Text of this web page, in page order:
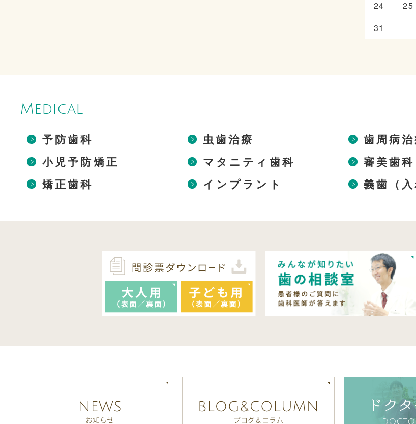
24
25
31
Medical
予防歯科 虫歯治療 歯周病治
小児予防矯正
マタニティ歯科 審美歯科
矯正歯科
インプラント 義歯（入